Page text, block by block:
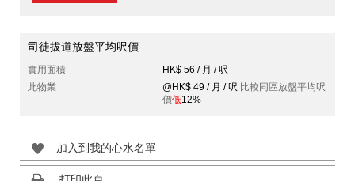
司徒拔道放盤平均呎價
實用面積
HK$ 56 / 月 / 呎
此物業
@HK$ 49 / 月 / 呎 比較同區放盤平均呎
價低12%
加入到我的心水名單